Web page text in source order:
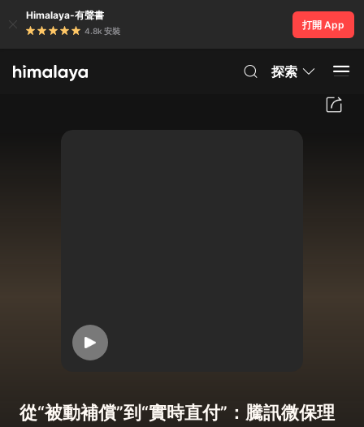
Himalaya-有聲書
4.8k 安裝
打開 App
探索
從“被動補償”到“實時直付”：騰訊微保理